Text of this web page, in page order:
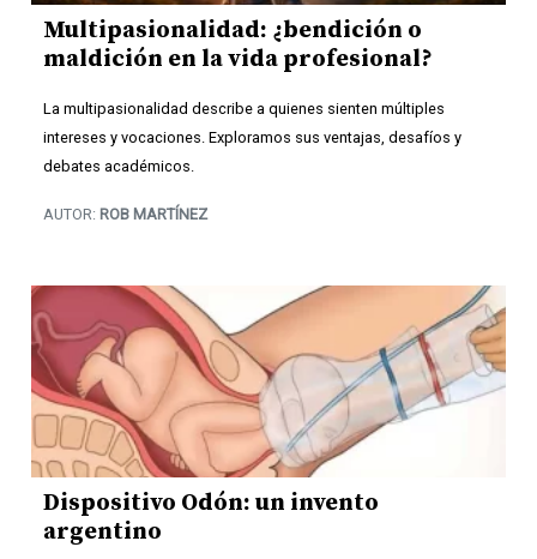
Multipasionalidad: ¿bendición o
maldición en la vida profesional?
La multipasionalidad describe a quienes sienten múltiples
intereses y vocaciones. Exploramos sus ventajas, desafíos y
debates académicos.
AUTOR: ROB MARTÍNEZ
Dispositivo Odón: un invento
argentino